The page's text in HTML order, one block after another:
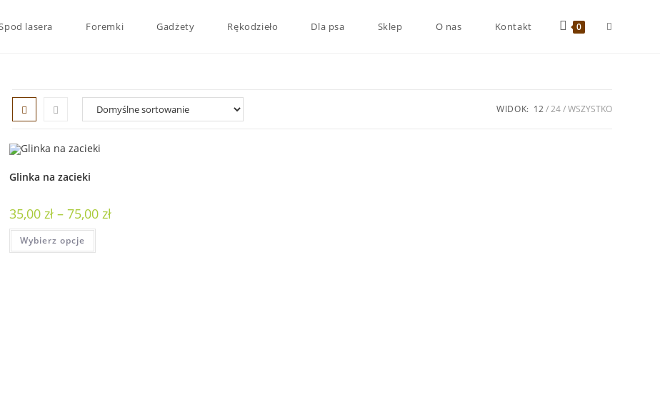
lasera Foremki Gadżety Rękodzieło Dla psa Sklep O nas Kontakt 0
WIDOK: 12 24 WSZYSTKO
Glinka na zacieki
35,00zł – 75,00zł
Wybierz opcje